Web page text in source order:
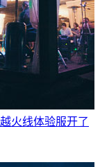
火线体验服开了